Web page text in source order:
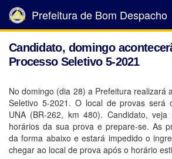
Prefeitura de Bom Despacho
Candidato, domingo
Processo Seletivo 5-2021
No domingo (dia 28) a Prefeitura realizará
Seletivo 5-2021. O local de provas será
UNA (BR-262, km 480). Candidato,
horários da sua prova e prepare-se. As
da forma abaixo e estará impedido o
chegar ao local de prova após o horário